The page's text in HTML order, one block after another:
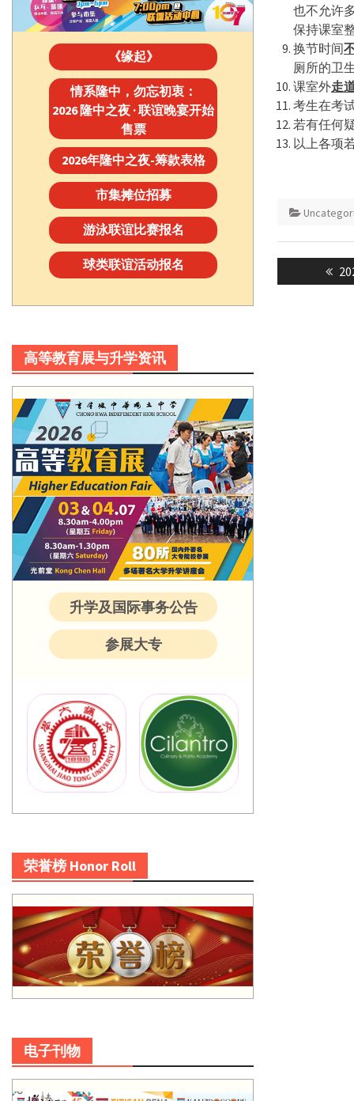
也不允许
保持课室
换节时间
厕所的卫
课室外走
考生在考
若有任何
以上各项
Post
《缘起》
情系隆中，勿忘初衷：
2026 隆中之夜 · 联谊晚宴开始
售票
2026年隆中之夜-筹款表格
市集摊位招募
游泳联谊比赛报名
球类联谊活动报名
高等教育展与升学资讯
升学及国际事务公告
参展大专
荣誉榜 Honor Roll
电子刊物